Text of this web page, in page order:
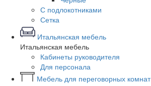
С подлокотниками
Сетка
Итальянская мебель
Итальянская мебель
Кабинеты руководителя
Для персонала
Мебель для переговорных комнат